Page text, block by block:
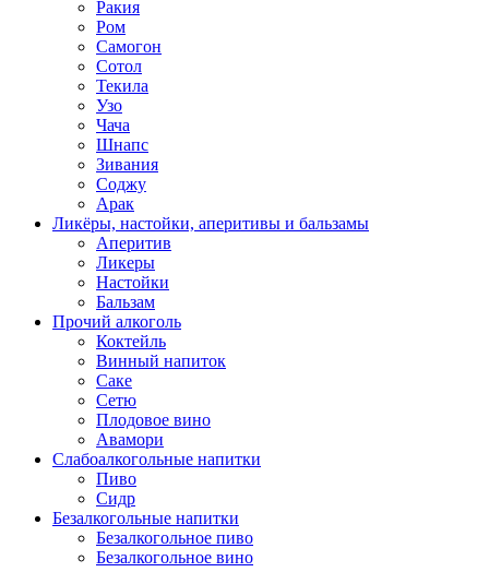
Ракия
Ром
Самогон
Сотол
Текила
Узо
Чача
Шнапс
Зивания
Соджу
Арак
Ликёры, настойки, аперитивы и бальзамы
Аперитив
Ликеры
Настойки
Бальзам
Прочий алкоголь
Коктейль
Винный напиток
Саке
Сетю
Плодовое вино
Авамори
Слабоалкогольные напитки
Пиво
Сидр
Безалкогольные напитки
Безалкогольное пиво
Безалкогольное вино